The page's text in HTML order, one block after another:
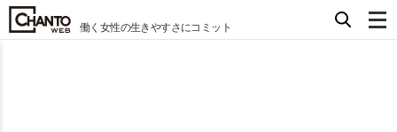
働く女性の生きやすさにコミット